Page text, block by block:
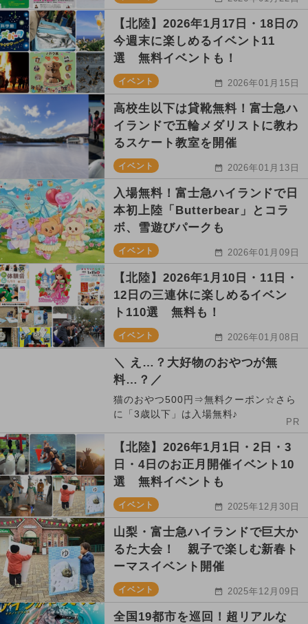
【北陸】2026年1月17日・18日の
今週末に楽しめるイベント11
選 無料イベントも！
イベント 2026年01月15日
高校生以下は貸靴無料！富士急ハ
イランドで五輪メダリストに教わ
るスケート教室を開催
イベント 2026年01月13日
入場無料！富士急ハイランドで日
本初上陸「Butterbear」とコラ
ボ、雪遊びパークも
イベント 2026年01月09日
【北陸】2026年1月10日・11日・
12日の三連休に楽しめるイベン
ト110選 無料も！
イベント 2026年01月08日
＼ え…？大好物のおやつが無
料…？／
猫のおやつ500円⇒無料クーポン☆さら
に「3歳以下」は入場無料♪
PR
【北陸】2026年1月1日・2日・3
日・4日のお正月開催イベント10
選 無料イベントも
イベント 2025年12月30日
山梨・富士急ハイランドで巨大か
るた大会！ 親子で楽しむ新春ト
ーマスイベント開催
イベント 2025年12月09日
全国19都市を巡回！超リアルな